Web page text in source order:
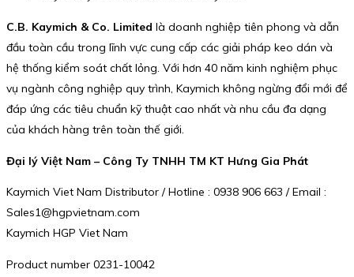
C.B. Kaymich & Co. Limited là doanh nghiệp tiên phong và dẫn
đầu toàn cầu trong lĩnh vực cung cấp các giải pháp keo dán và
hệ thống kiểm soát chất lỏng. Với hơn 40 năm kinh nghiệm phục
vụ ngành công nghiệp quy trình, Kaymich không ngừng đổi mới để
đáp ứng các tiêu chuẩn kỹ thuật cao nhất và nhu cầu đa dạng
của khách hàng trên toàn thế giới.
Đại lý Việt Nam – Công Ty TNHH TM KT Hưng Gia Phát
Kaymich Viet Nam Distributor / Hotline : 0938 906 663 / Email :
Sales1@hgpvietnam.com
Kaymich HGP Viet Nam
Product number 0231-10042